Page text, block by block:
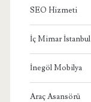
SEO Hizmeti
İç Mimar İstanbul
İnegöl Mobilya
Araç Asansörü